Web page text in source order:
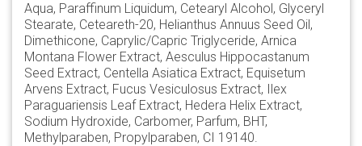
Aqua, Paraffinum Liquidum, Cetearyl Alcohol, Glyceryl
Stearate, Ceteareth-20, Helianthus Annuus Seed Oil,
Dimethicone, Caprylic/Capric Triglyceride, Arnica
Montana Flower Extract, Aesculus Hippocastanum
Seed Extract, Centella Asiatica Extract, Equisetum
Arvens Extract, Fucus Vesiculosus Extract, Ilex
Paraguariensis Leaf Extract, Hedera Helix Extract,
Sodium Hydroxide, Carbomer, Parfum, BHT,
Methylparaben, Propylparaben, CI 19140.